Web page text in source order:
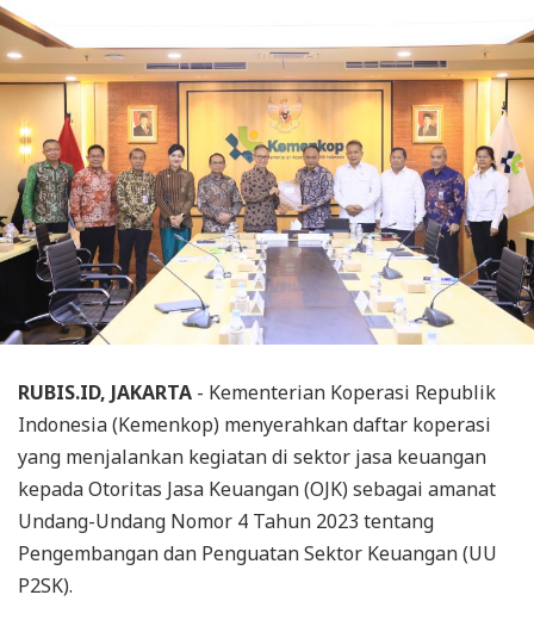
RUBIS.ID, JAKARTA - Kementerian Koperasi Republik
Indonesia (Kemenkop) menyerahkan daftar koperasi
yang menjalankan kegiatan di sektor jasa keuangan
kepada Otoritas Jasa Keuangan (OJK) sebagai amanat
Undang-Undang Nomor 4 Tahun 2023 tentang
Pengembangan dan Penguatan Sektor Keuangan (UU
P2SK).